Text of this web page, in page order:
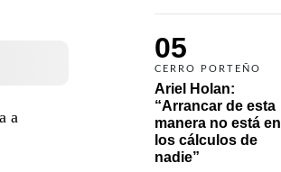
05
CERRO PORTEÑO
Ariel Holan:
“Arrancar de esta
manera no está en
los cálculos de
nadie”
a